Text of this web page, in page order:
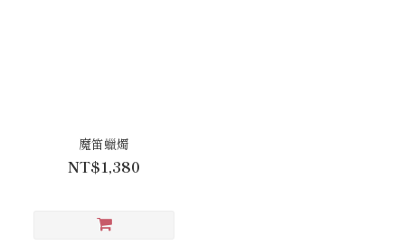
魔笛蠟燭
NT$1,380